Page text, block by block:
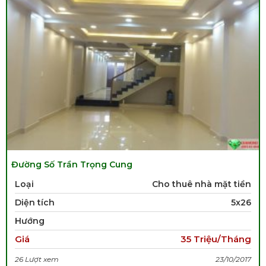
Đường Số Trần Trọng Cung
Loại
Cho thuê nhà mặt tiền
Diện tích
5x26
Hướng
Giá 35 Triệu/Tháng
26 Lượt xem 23/10/2017